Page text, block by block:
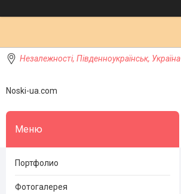
Незалежності, Південноукраїнськ, Україна
Noski-ua.com
Портфолио
Фотогалерея